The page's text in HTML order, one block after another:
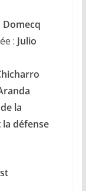
Domecq
: Julio
la
défense